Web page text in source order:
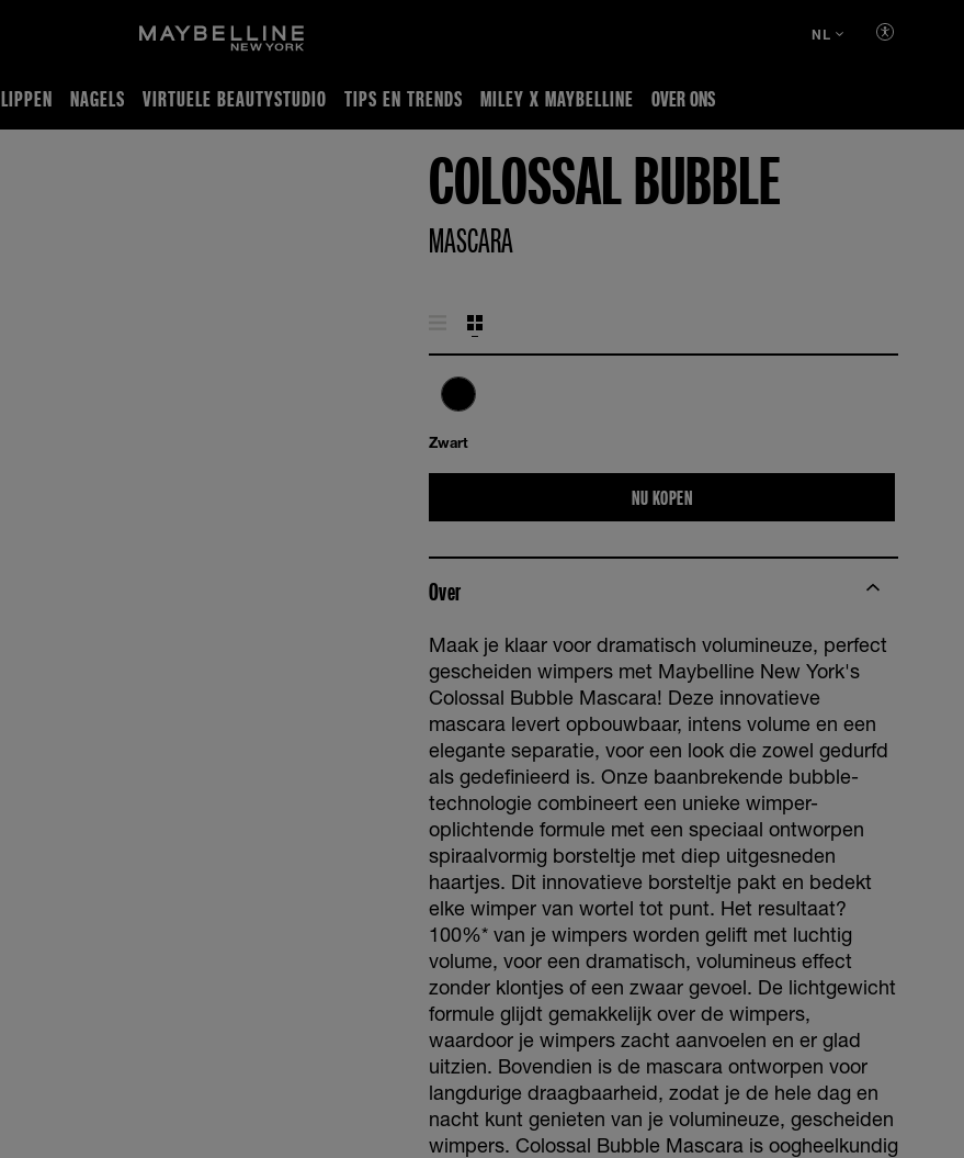
LIPPEN NAGELS VIRTUELE BEAUTYSTUDIO TIPS EN TRENDS MILEY X MAYBELLINE OVER ONS
NL
COLOSSAL BUBBLE
MASCARA
Zwart
NU KOPEN
Over
Maak je klaar voor dramatisch volumineuze, perfect
gescheiden wimpers met Maybelline New York's
Colossal Bubble Mascara! Deze innovatieve
mascara levert opbouwbaar, intens volume en een
elegante separatie, voor een look die zowel gedurfd
als gedefinieerd is. Onze baanbrekende bubble-
technologie combineert een unieke wimper-
oplichtende formule met een speciaal ontworpen
spiraalvormig borsteltje met diep uitgesneden
haartjes. Dit innovatieve borsteltje pakt en bedekt
elke wimper van wortel tot punt. Het resultaat?
100%* van je wimpers worden gelift met luchtig
volume, voor een dramatisch, volumineus effect
zonder klontjes of een zwaar gevoel. De lichtgewicht
formule glijdt gemakkelijk over de wimpers,
waardoor je wimpers zacht aanvoelen en er glad
uitzien. Bovendien is de mascara ontworpen voor
langdurige draagbaarheid, zodat je de hele dag en
nacht kunt genieten van je volumineuze, gescheiden
wimpers. Colossal Bubble Mascara is oogheelkundig